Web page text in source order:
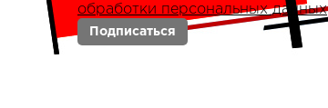
обработки персональных данных